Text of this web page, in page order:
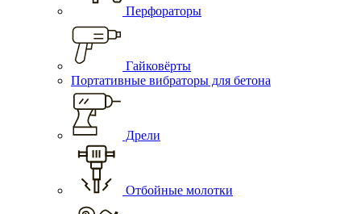
Перфораторы
Гайковёрты
Портативные вибраторы для бетона
Дрели
Отбойные молотки